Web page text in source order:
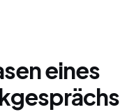
eines